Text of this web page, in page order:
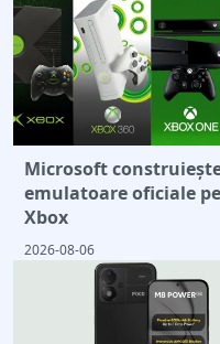
Microsoft
emulatoare oficiale
Xbox
2026-08-06